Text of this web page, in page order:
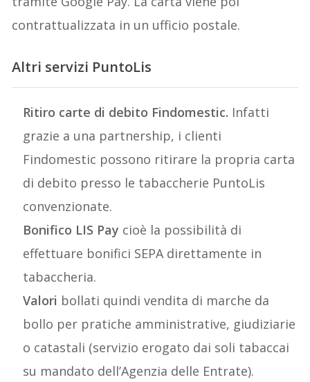
contrattualizzata in un ufficio postale.
Altri servizi PuntoLis
Ritiro carte di debito Findomestic. Infatti
grazie a una partnership, i clienti
Findomestic possono ritirare la propria carta
di debito presso le tabaccherie PuntoLis
convenzionate.
Bonifico LIS Pay cioè la possibilità di
effettuare bonifici SEPA direttamente in
tabaccheria.
Valori bollati quindi vendita di marche da
bollo per pratiche amministrative, giudiziarie
o catastali (servizio erogato dai soli tabaccai
su mandato dell’Agenzia delle Entrate).